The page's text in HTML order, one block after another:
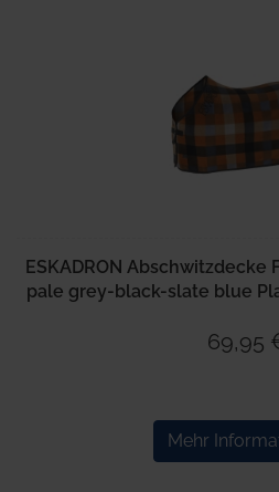
ESKADRON Abschwitzdecke
pale grey-black-slate blue
69,95
Mehr